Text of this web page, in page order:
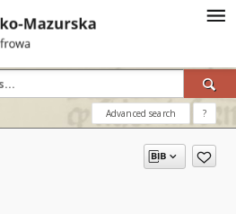
Advanced search ?